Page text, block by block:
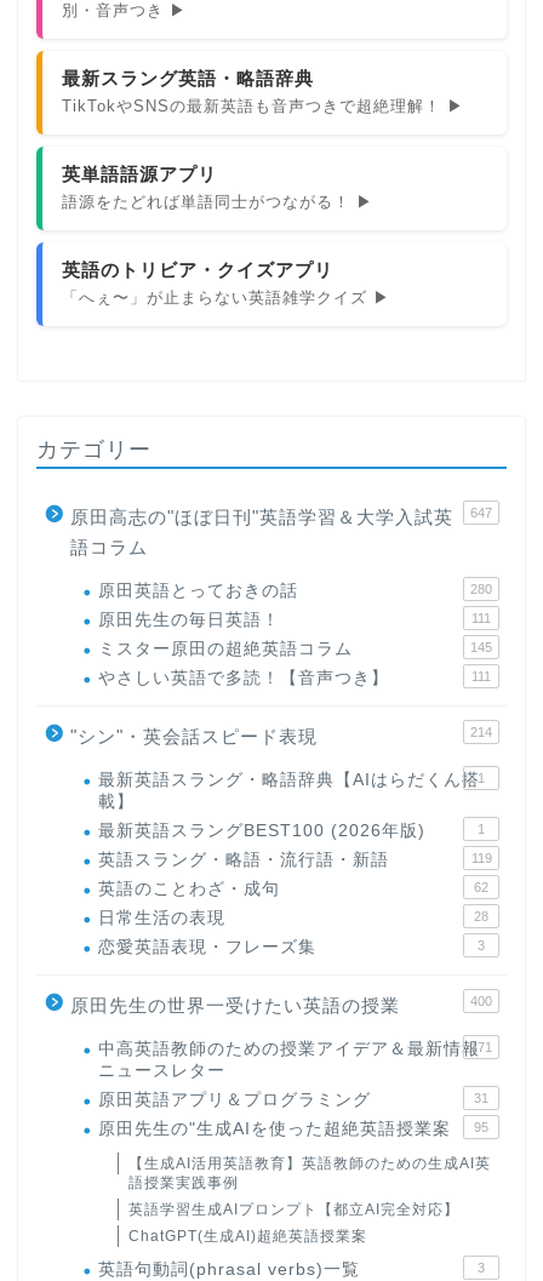
別・音声つき ▶
最新スラング英語・略語辞典
TikTokやSNSの最新英語も音声つきで超絶理解！ ▶
英単語語源アプリ
語源をたどれば単語同士がつながる！ ▶
英語のトリビア・クイズアプリ
「へぇ〜」が止まらない英語雑学クイズ ▶
カテゴリー
原田高志の"ほぼ日刊"英語学習＆大学入試英
語コラム
647
原田英語とっておきの話 280
原田先生の毎日英語！ 111
ミスター原田の超絶英語コラム 145
やさしい英語で多読！【音声つき】 111
"シン"・英会話スピード表現 214
最新英語スラング・略語辞典【AIはらだくん搭
載】
1
最新英語スラングBEST100 (2026年版) 1
英語スラング・略語・流行語・新語 119
英語のことわざ・成句 62
日常生活の表現 28
恋愛英語表現・フレーズ集 3
原田先生の世界一受けたい英語の授業 400
中高英語教師のための授業アイデア＆最新情報
ニュースレター
171
原田英語アプリ＆プログラミング 31
原田先生の"生成AIを使った超絶英語授業案 95
【生成AI活用英語教育】英語教師のための生成AI英
語授業実践事例
英語学習生成AIプロンプト【都立AI完全対応】
ChatGPT(生成AI)超絶英語授業案
英語句動詞(phrasal verbs)一覧 3